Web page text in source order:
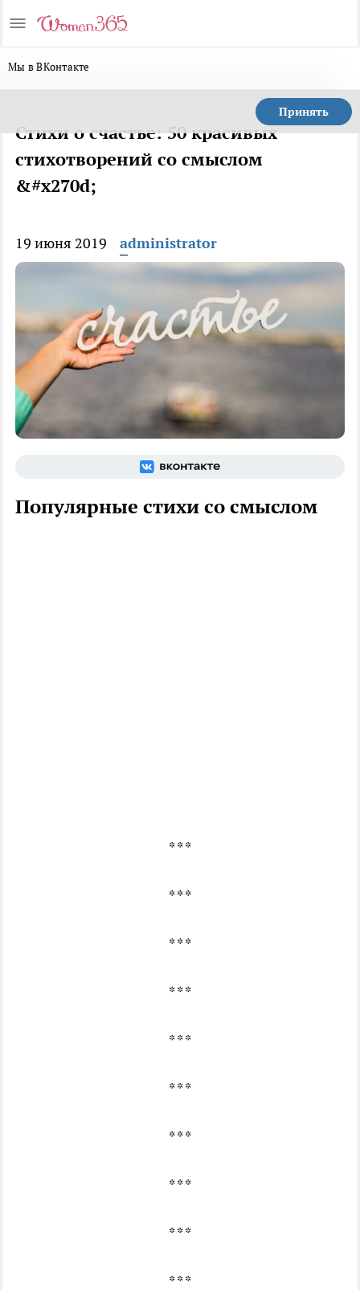
Мы в ВКонтакте
Принять
Стихи о счастье: 50 красивых
стихотворений со смыслом
&#x270d;
19 июня 2019 administrator
Популярные стихи со смыслом
* * *
* * *
* * *
* * *
* * *
* * *
* * *
* * *
* * *
* * *